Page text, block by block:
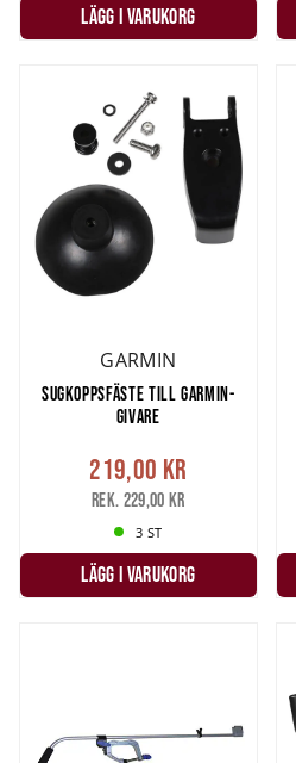
Ska du ta med ekolodet ut på isen
som ska hänga i vattnet genom
och med olika
Har du mer frågor om ekolodsgivare
inte att höra av dig till
LÄGG I VARUKORG
GARMIN
SUGKOPPSFÄSTE TILL GARMIN-
GIVARE
219,00 kr
Rek. 229,00 kr
3 ST
LÄGG I VARUKORG